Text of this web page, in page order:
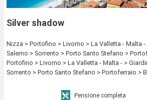
Silver shadow
Nizza > Portofino > Livorno > La Valletta - Malta
Salerno > Sorrento > Porto Santo Stefano >
Portofino > Livorno > La Valletta - Malta - >
Sorrento > Porto Santo Stefano > Portoferraio >
Pensione completa